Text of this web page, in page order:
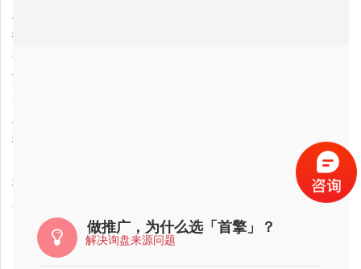
我想做外贸订单，哪家公司好?，大家帮忙推荐个
香港外贸订单公司最有实力的公司是哪家？
湖南省外贸订单公司最有实力的公司是哪家？
我想做外贸订单，哪家公司好?，大家帮忙推荐个
2018-03-22
北京市外贸订单公司哪家比较好？比较靠谱？
2018-03-22
2018-03-22
做推广，为什么选「首擎」？
解决询盘来源问题